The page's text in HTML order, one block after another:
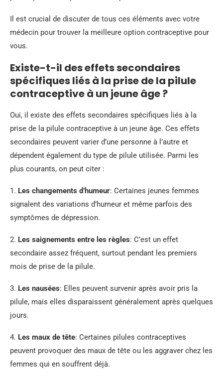
Il est crucial de discuter de tous ces éléments avec votre
médecin pour trouver la meilleure option contraceptive pour
vous.
Existe-t-il des effets secondaires
spécifiques liés à la prise de la pilule
contraceptive à un jeune âge ?
Oui, il existe des effets secondaires spécifiques liés à la
prise de la pilule contraceptive à un jeune âge. Ces effets
secondaires peuvent varier d’une personne à l’autre et
dépendent également du type de pilule utilisée. Parmi les
plus courants, on peut citer :
1. Les changements d’humeur: Certaines jeunes femmes
signalent des variations d’humeur et même parfois des
symptômes de dépression.
2. Les saignements entre les règles: C’est un effet
secondaire assez fréquent, surtout pendant les premiers
mois de prise de la pilule.
3. Les nausées: Elles peuvent survenir après avoir pris la
pilule, mais elles disparaissent généralement après quelques
jours.
4. Les maux de tête: Certaines pilules contraceptives
peuvent provoquer des maux de tête ou les aggraver chez les
femmes qui en souffrent déjà.